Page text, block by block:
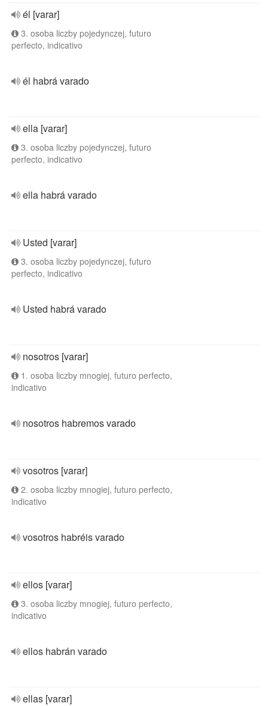
él [varar]
3. osoba liczby pojedynczej, futuro
perfecto, indicativo
él habrá varado
ella [varar]
3. osoba liczby pojedynczej, futuro
perfecto, indicativo
ella habrá varado
Usted [varar]
3. osoba liczby pojedynczej, futuro
perfecto, indicativo
Usted habrá varado
nosotros [varar]
1. osoba liczby mnogiej, futuro perfecto,
indicativo
nosotros habremos varado
vosotros [varar]
2. osoba liczby mnogiej, futuro perfecto,
indicativo
vosotros habréis varado
ellos [varar]
3. osoba liczby mnogiej, futuro perfecto,
indicativo
ellos habrán varado
ellas [varar]